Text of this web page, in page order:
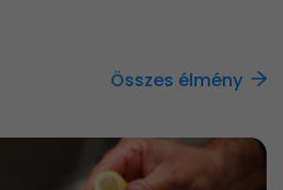
Összes élmény